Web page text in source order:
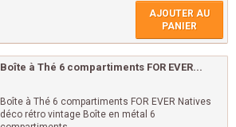
AJOUTER AU
PANIER
Boîte à Thé 6 compartiments FOR EVER...
Boîte à Thé 6 compartiments FOR EVER Natives
déco rétro vintage Boîte en métal 6